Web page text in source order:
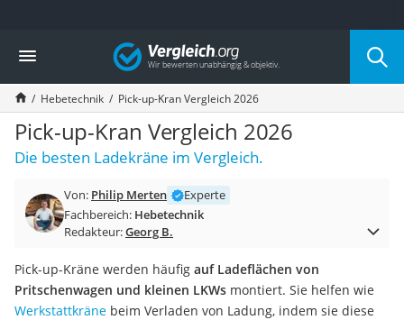
Die beliebtesten Vergleiche nach Kategorie
Baumarkt
Tresor feuerfest
Makita-Akku-Rasenmäher
Kappsäge
Smartes Türschloss
Akku-Rasentrimmer
Split-Klimaanlage 2 Innengeräte
Pelletofen
Tiefbrunnenpumpe
Fliesenschneider
Hochdruckreiniger
Vergleich
Hebetechnik Pick-up-Kran Vergleich 2026
Pick-up-Kran Vergleich 2026
Die besten Ladekräne im Vergleich.
Von: Philip Merten
Experte
Fachbereich: Hebetechnik
Redakteur:Georg B.
Pick-up-Kräne werden häufig auf Ladeflächen von
Pritschenwagen und kleinen LKWs montiert. Sie helfen wie
Werkstattkräne beim Verladen von Ladung, indem sie diese